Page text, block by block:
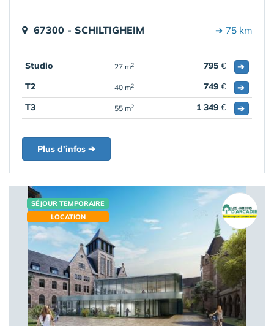
67300 - SCHILTIGHEIM ➔ 75 km
Studio 27 m2 795 €
➔
T2
40 m2 749 €
➔
T3
55 m2 1 349 € ➔
Plus d'infos ➔
SÉJOUR TEMPORAIRE
LOCATION